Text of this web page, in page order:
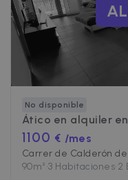
No disponible
Ático en alquiler en
1100 € /mes
Carrer de Calderón de
90m²•3 Habitaciones•2